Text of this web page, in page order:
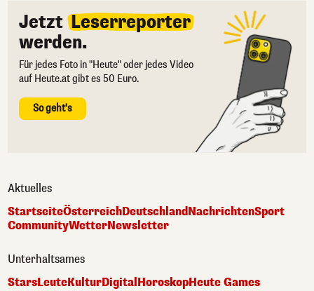
Jetzt Leserreporter
werden.
Für jedes Foto in "Heute" oder jedes Video
auf Heute.at gibt es 50 Euro.
So geht's
Aktuelles
StartseiteÖsterreichDeutschlandNachrichtenSport
CommunityWetterNewsletter
Unterhaltsames
StarsLeuteKulturDigital HoroskopHeute Games